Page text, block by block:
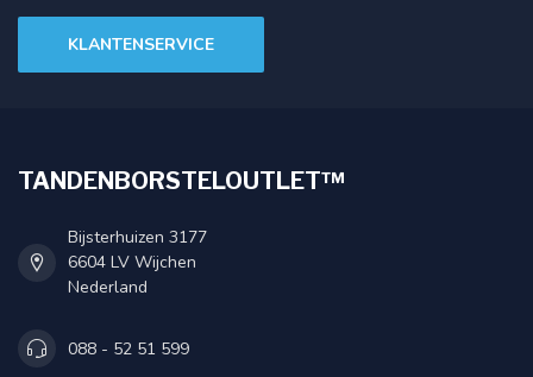
KLANTENSERVICE
TANDENBORSTELOUTLET™
Bijsterhuizen 3177
6604 LV Wijchen
Nederland
088 - 52 51 599